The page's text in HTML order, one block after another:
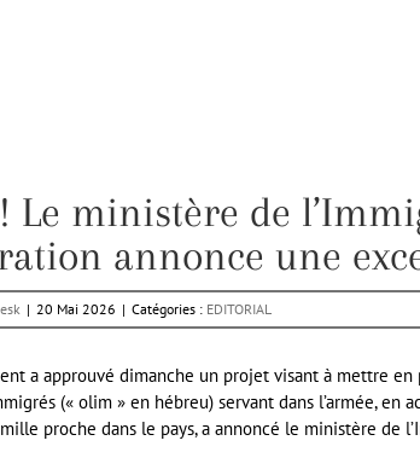
Le ministère de
annonce une
| 20 Mai 2026 | Catégories : EDITORIAL
a approuvé dimanche un projet visant à mettre
(« olim » en hébreu) servant dans l’armée,
proche dans le pays, a annoncé le ministère de